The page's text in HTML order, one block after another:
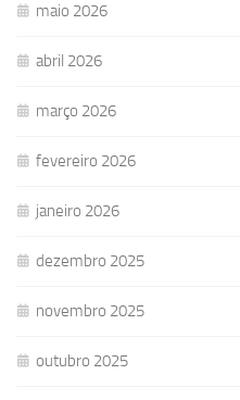
maio 2026
abril 2026
março 2026
fevereiro 2026
janeiro 2026
dezembro 2025
novembro 2025
outubro 2025